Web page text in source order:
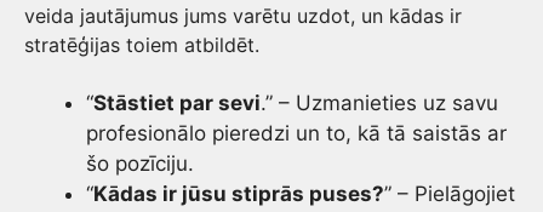
veida jautājumus jums varētu uzdot, un kādas ir
stratēģijas toiem atbildēt.
“Stāstiet par sevi.” – Uzmanieties uz savu
profesionālo pieredzi un to, kā tā saistās ar
šo pozīciju.
“Kādas ir jūsu stiprās puses?” – Pielāgojiet